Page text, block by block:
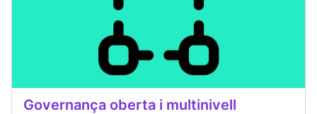
Governança oberta i multinivell